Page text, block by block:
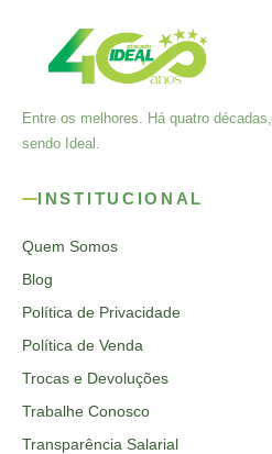
Entre os melhores. Há quatro décadas,
sendo Ideal.
INSTITUCIONAL
Quem Somos
Blog
Política de Privacidade
Política de Venda
Trocas e Devoluções
Trabalhe Conosco
Transparência Salarial